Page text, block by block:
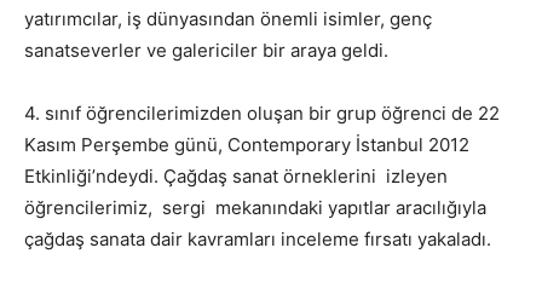
yatırımcılar, iş dünyasından önemli isimler, genç
sanatseverler ve galericiler bir araya geldi.
4. sınıf öğrencilerimizden oluşan bir grup öğrenci de 22
Kasım Perşembe günü, Contemporary İstanbul 2012
Etkinliği’ndeydi. Çağdaş sanat örneklerini izleyen
öğrencilerimiz, sergi mekanındaki yapıtlar aracılığıyla
çağdaş sanata dair kavramları inceleme fırsatı yakaladı.